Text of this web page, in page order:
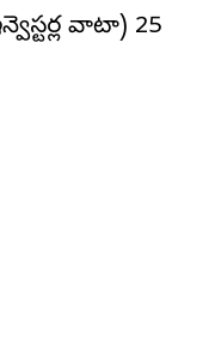
వాటా) 25